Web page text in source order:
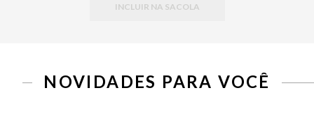
INCLUIR NA SACOLA
NOVIDADES PARA VOCÊ